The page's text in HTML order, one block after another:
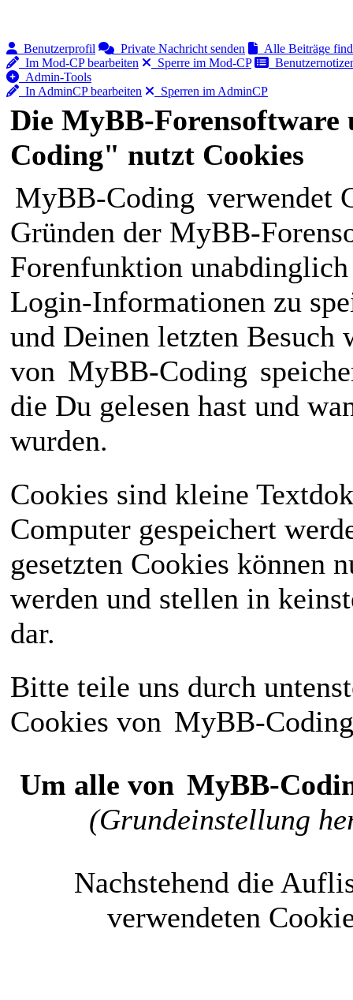
Benutzerprofil Private Nachricht senden
Alle Beiträge
Im Mod-CP bearbeiten
Sperre im Mod-CP
Admin-Tools
In AdminCP bearbeiten
Sperren im AdminCP
Die MyBB-
Coding" nutzt Cookies
MyBB-Coding verwendet
Gründen der MyBB-
Forenfunktion
Login-Informationen zu
und Deinen letzten Besuch
von MyBB-Coding
die Du gelesen hast und
wurden.
Cookies sind kleine
Computer gespeichert
gesetzten Cookies können
werden und stellen in
dar.
Bitte teile uns durch
Cookies von MyBB-Coding
Um alle von MyBB-
(Grundeinstellung
Nachstehend die
verwendeten